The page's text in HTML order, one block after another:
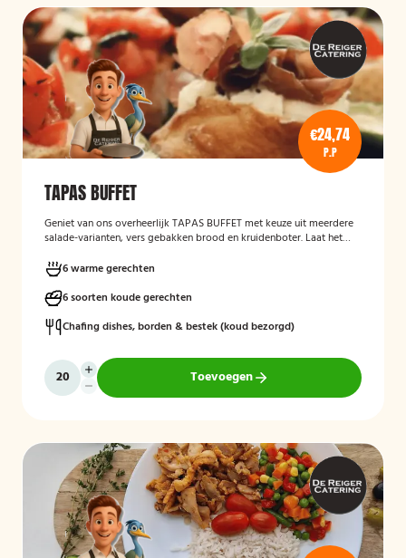
€24,74
P.P
TAPAS BUFFET
Geniet van ons overheerlijk TAPAS BUFFET met keuze uit meerdere
salade-varianten, vers gebakken brood en kruidenboter. Laat het
6 warme gerechten
6 soorten koude gerechten
Chafing dishes, borden & bestek (koud bezorgd)
Toevoegen